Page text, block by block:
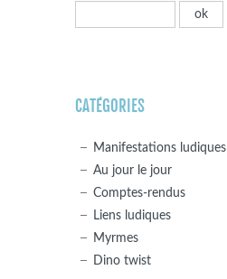
CATÉGORIES
Manifestations ludiques
Au jour le jour
Comptes-rendus
Liens ludiques
Myrmes
Dino twist